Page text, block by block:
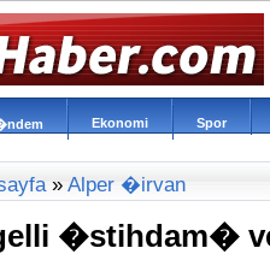
Ekonomi Spor
» Alper �irvan
�stihdam�